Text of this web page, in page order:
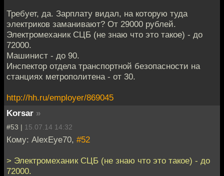
Требует, да. Зарплату видал, на которую туда
электриков заманивают? От 29000 рублей.
Электромеханик СЦБ (не знаю что это такое) - до
72000.
Машинист - до 90.
Инспектор отдела транспортной безопасности на
станциях метрополитена - от 30.
http://hh.ru/employer/869045
Korsar »
#53 | 15.07.14 14:32
Кому: AlexEye70, #52
> Электромеханик СЦБ (не знаю что это такое) - до
72000.